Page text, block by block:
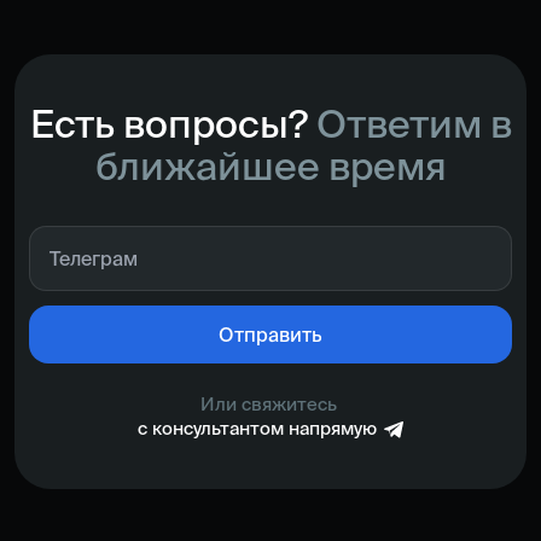
Есть вопросы? Ответим в
ближайшее время
Отправить
Или свяжитесь
с консультантом напрямую